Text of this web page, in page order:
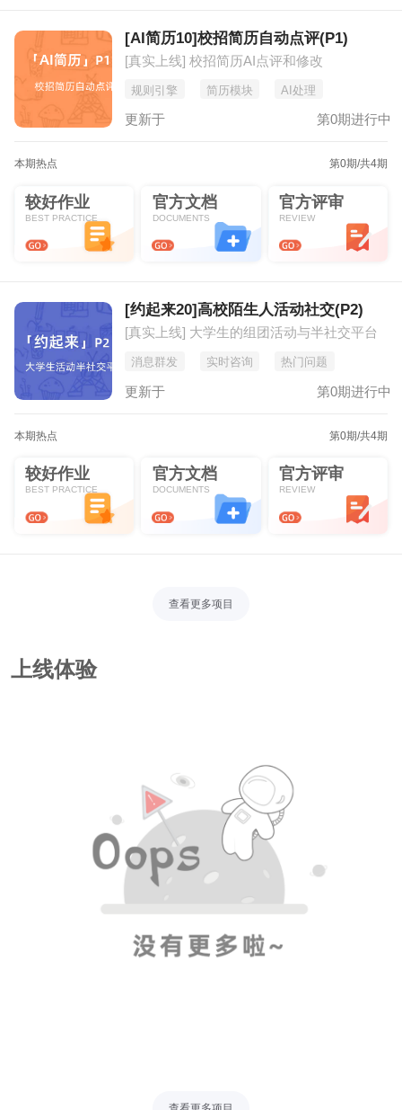
[AI简历10]校招简历自动点评(P1)
[真实上线] 校招简历AI点评和修改
规则引擎 简历模块 AI处理
更新于 第0期进行中
本期热点 第0期/共4期
较好作业
BEST PRACTICE
官方文档
DOCUMENTS
官方评审
REVIEW
[约起来20]高校陌生人活动社交(P2)
[真实上线] 大学生的组团活动与半社交平台
消息群发 实时咨询 热门问题
更新于 第0期进行中
本期热点 第0期/共4期
较好作业
BEST PRACTICE
官方文档
DOCUMENTS
官方评审
REVIEW
查看更多项目
上线体验